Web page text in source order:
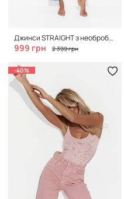
Джинси STRAIGHT з необробленим нижнім краєм, Natural Blue
999 грн 2 399 грн
-40%